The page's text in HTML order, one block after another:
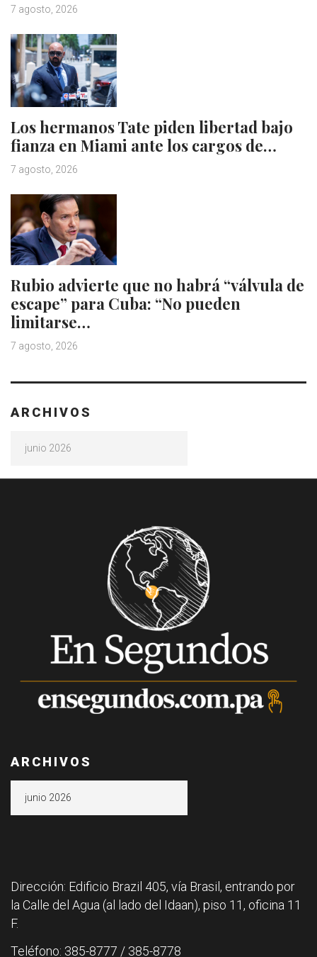
7 agosto, 2026
Los hermanos Tate piden libertad bajo
fianza en Miami ante los cargos de…
7 agosto, 2026
Rubio advierte que no habrá “válvula de
escape” para Cuba: “No pueden
limitarse…
7 agosto, 2026
ARCHIVOS
ARCHIVOS
Dirección: Edificio Brazil 405, vía Brasil, entrando por
la Calle del Agua (al lado del Idaan), piso 11, oficina 11
F.
Teléfono: 385-8777 / 385-8778